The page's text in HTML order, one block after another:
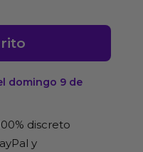
domingo 9 de
discreto
y